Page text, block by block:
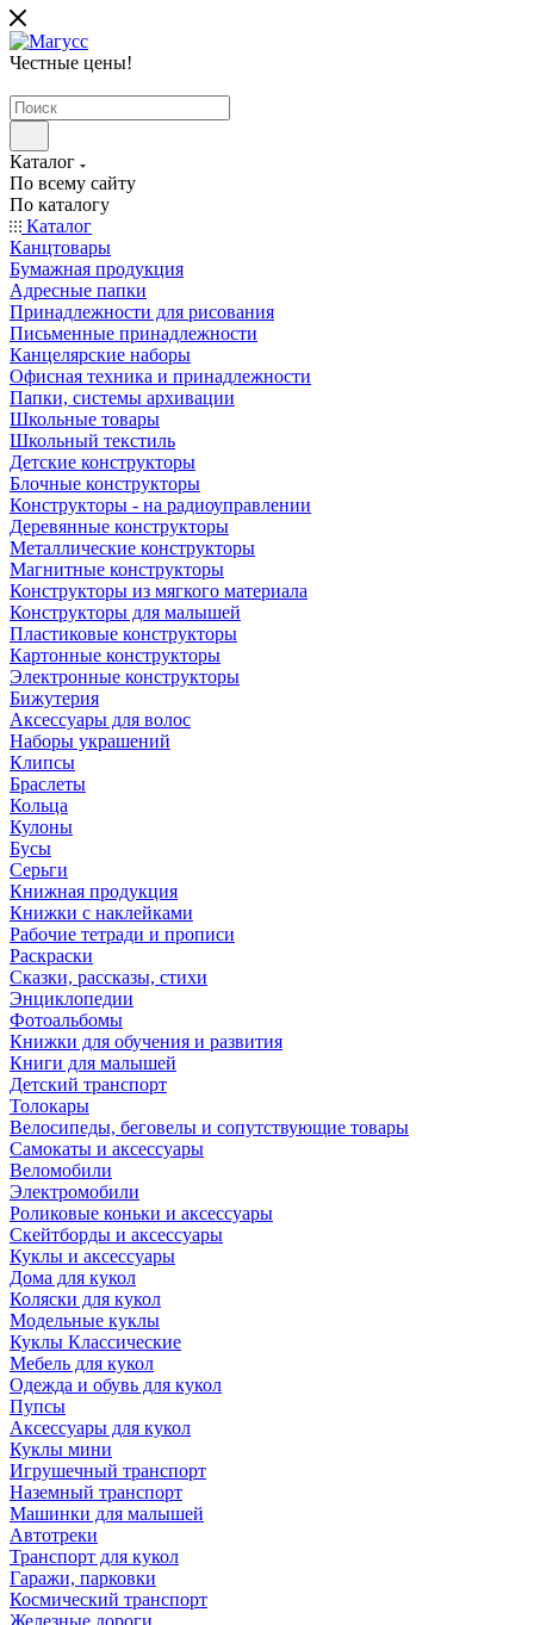
Честные цены!
Каталог
По всему сайту
По каталогу
Каталог
Канцтовары
Бумажная продукция
Адресные папки
Принадлежности для рисования
Письменные принадлежности
Канцелярские наборы
Офисная техника и принадлежности
Папки, системы архивации
Школьные товары
Школьный текстиль
Детские конструкторы
Блочные конструкторы
Конструкторы - на радиоуправлении
Деревянные конструкторы
Металлические конструкторы
Магнитные конструкторы
Конструкторы из мягкого материала
Конструкторы для малышей
Пластиковые конструкторы
Картонные конструкторы
Электронные конструкторы
Бижутерия
Аксессуары для волос
Наборы украшений
Клипсы
Браслеты
Кольца
Кулоны
Бусы
Серьги
Книжная продукция
Книжки с наклейками
Рабочие тетради и прописи
Раскраски
Сказки, рассказы, стихи
Энциклопедии
Фотоальбомы
Книжки для обучения и развития
Книги для малышей
Детский транспорт
Толокары
Велосипеды, беговелы и сопутствующие товары
Самокаты и аксессуары
Веломобили
Электромобили
Роликовые коньки и аксессуары
Скейтборды и аксессуары
Куклы и аксессуары
Дома для кукол
Коляски для кукол
Модельные куклы
Куклы Классические
Мебель для кукол
Одежда и обувь для кукол
Пупсы
Аксессуары для кукол
Куклы мини
Игрушечный транспорт
Наземный транспорт
Машинки для малышей
Автотреки
Транспорт для кукол
Гаражи, парковки
Космический транспорт
Железные дороги